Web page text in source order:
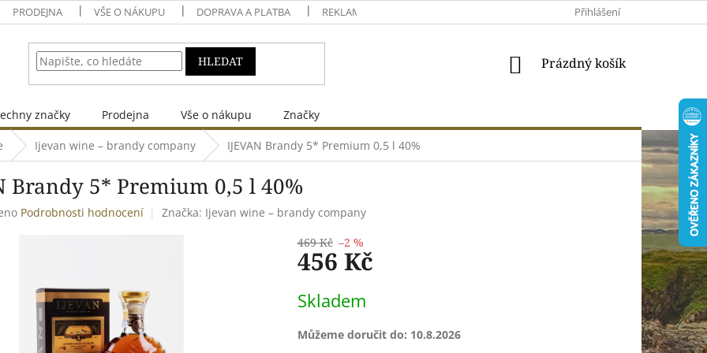
PRODEJNA VŠE O NÁKUPU DOPRAVA A PLATBA REKLAMACE A VRÁCENÍ VŠEOBECNÉ OBCHODNÍ
Přihlášení
HLEDAT
NÁKUPNÍ
Prázdný košík
značky Prodejna Vše o nákupu Značky
Ijevan wine – brandy company IJEVAN Brandy 5* Premium 0,5 l 40%
Brandy 5* Premium 0,5 l 40%
Podrobnosti hodnocení Značka: Ijevan wine – brandy company
469 Kč –2 %
456 Kč
cena:
Skladem
Můžeme doručit do: 10.8.2026